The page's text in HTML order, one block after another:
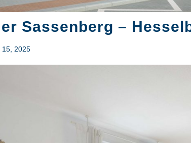
Sassenberg –
15, 2025